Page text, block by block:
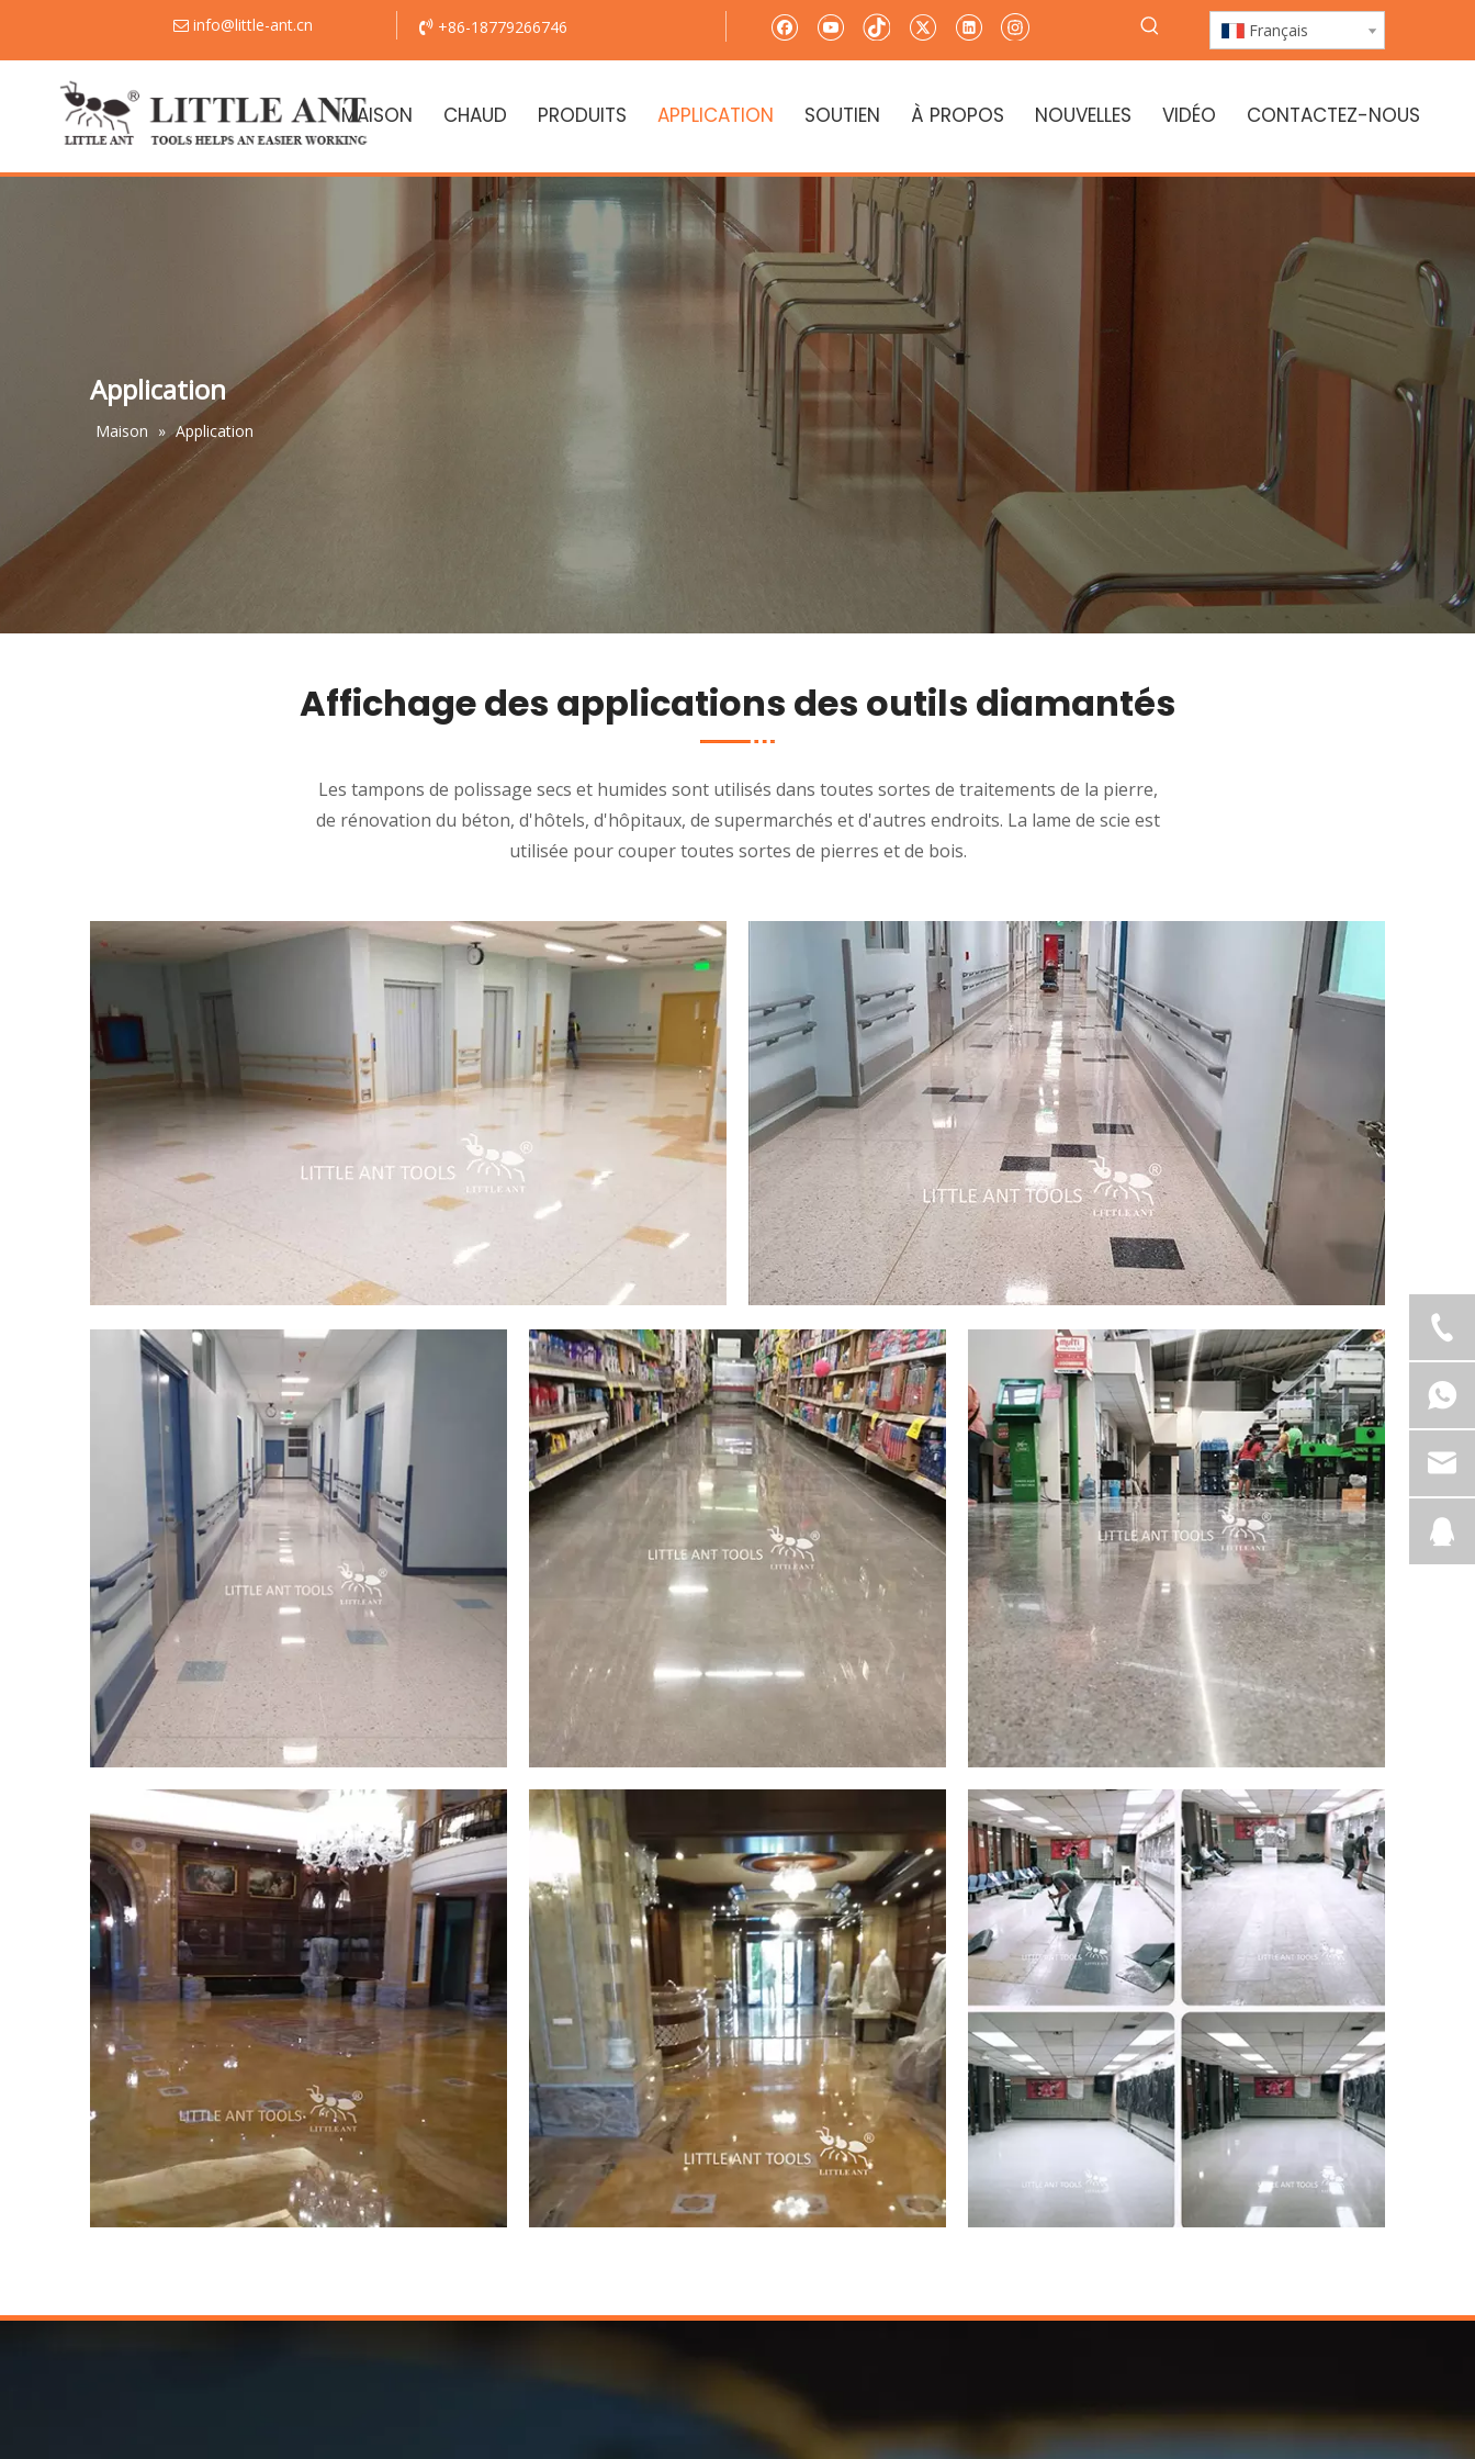
 info@little-ant.cn  +86-18779266746 Français
MAISON CHAUD PRODUITS APPLICATION SOUTIEN À PROPOS NOUVELLES VIDÉO CONTACTEZ-NOUS
Application
Maison » Application
Affichage des applications des outils diamantés
Les tampons de polissage secs et humides sont utilisés dans toutes sortes de traitements de la pierre,
de rénovation du béton, d'hôtels, d'hôpitaux, de supermarchés et d'autres endroits. La lame de scie est
utilisée pour couper toutes sortes de pierres et de bois.
Hôpital Hôpital
Hôpital Supermarché Supermarché